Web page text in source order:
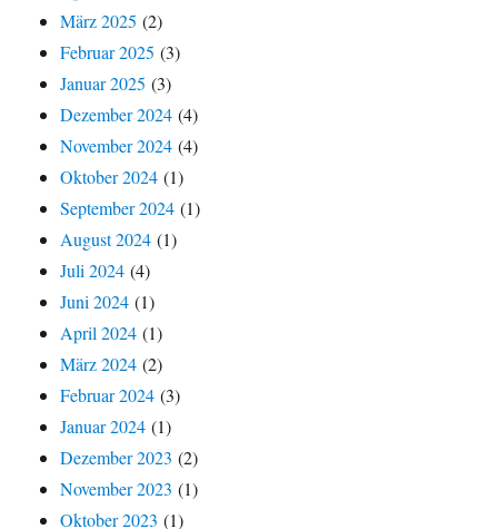
März 2025 (2)
Februar 2025 (3)
Januar 2025 (3)
Dezember 2024 (4)
November 2024 (4)
Oktober 2024 (1)
September 2024 (1)
August 2024 (1)
Juli 2024 (4)
Juni 2024 (1)
April 2024 (1)
März 2024 (2)
Februar 2024 (3)
Januar 2024 (1)
Dezember 2023 (2)
November 2023 (1)
Oktober 2023 (1)